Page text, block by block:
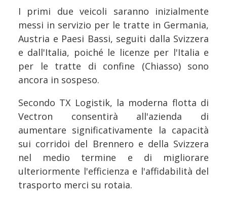
I primi due veicoli saranno inizialmente
messi in servizio per le tratte in Germania,
Austria e Paesi Bassi, seguiti dalla Svizzera
e dall'Italia, poiché le licenze per l'Italia e
per le tratte di confine (Chiasso) sono
ancora in sospeso.
Secondo TX Logistik, la moderna flotta di
Vectron consentirà all'azienda di
aumentare significativamente la capacità
sui corridoi del Brennero e della Svizzera
nel medio termine e di migliorare
ulteriormente l'efficienza e l'affidabilità del
trasporto merci su rotaia.